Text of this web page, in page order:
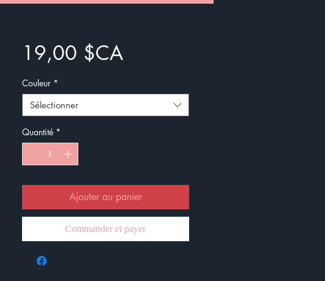
19,00 $CAPrix
Couleur *
Sélectionner
Quantité *
Ajouter au panier
Commander et payer